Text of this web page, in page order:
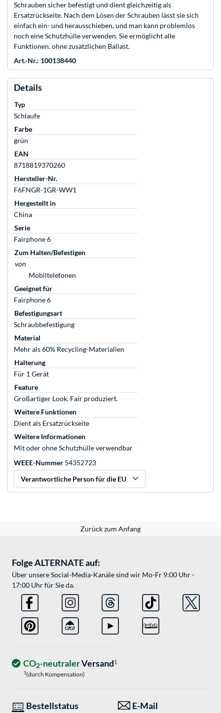
Schrauben sicher befestigt und dient gleichzeitig als
Ersatzrückseite. Nach dem Lösen der Schrauben lässt sie sich
einfach ein- und herausschieben, und man kann problemlos
noch eine Schutzhülle verwenden. Sie ermöglicht alle
Funktionen, ohne zusätzlichen Ballast.
Art.-Nr.: 100138440
Details
Typ
Schlaufe
Farbe
grün
EAN
8718819370260
Hersteller-Nr.
F6FNGR-1GR-WW1
Hergestellt in
China
Serie
Fairphone 6
Zum Halten/Befestigen
von
Mobiltelefonen
Geeignet für
Fairphone 6
Befestigungsart
Schraubbefestigung
Material
Mehr als 60% Recycling-Materialien
Halterung
Für 1 Gerät
Feature
Großartiger Look. Fair produziert.
Weitere Funktionen
Dient als Ersatzrückseite
Weitere Informationen
Mit oder ohne Schutzhülle verwendbar
WEEE-Nummer 54352723
Verantwortliche Person für die EU
Zurück zum Anfang
Folge ALTERNATE auf:
Über unsere Social-Media-Kanäle sind wir Mo-Fr 9:00 Uhr -
17:00 Uhr für Sie da.
CO2-neutralerVersand1
1(durch Kompensation)
Bestellstatus E-Mail